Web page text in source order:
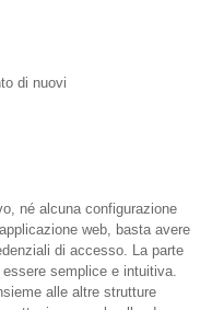
di nuovi
né alcuna configurazione
web, basta avere
di accesso. La parte
semplice e intuitiva.
alle altre strutture